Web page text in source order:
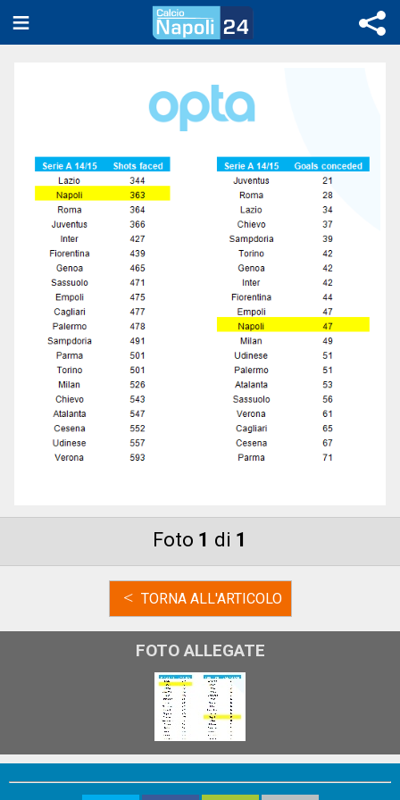
Foto 1 di 1
< TORNA ALL'ARTICOLO
FOTO ALLEGATE